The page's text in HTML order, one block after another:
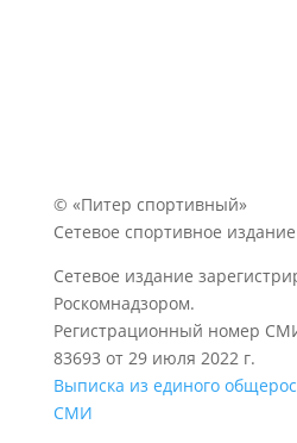
© «Питер спортивный»
Сетевое спортивное издание
Сетевое издание
Роскомнадзором.
Регистрационный номер
83693 от 29 июля 2022 г.
Выписка из единого
СМИ